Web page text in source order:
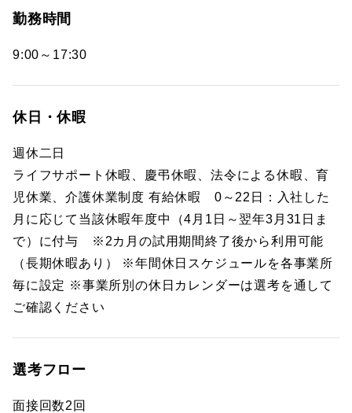
勤務時間
9:00～17:30
休日・休暇
週休二日
ライフサポート休暇、慶弔休暇、法令による休暇、育
児休業、介護休業制度 有給休暇 0～22日：入社した
月に応じて当該休暇年度中（4月1日～翌年3月31日ま
で）に付与 ※2カ月の試用期間終了後から利用可能
（長期休暇あり） ※年間休日スケジュールを各事業所
毎に設定 ※事業所別の休日カレンダーは選考を通して
ご確認ください
選考フロー
面接回数2回